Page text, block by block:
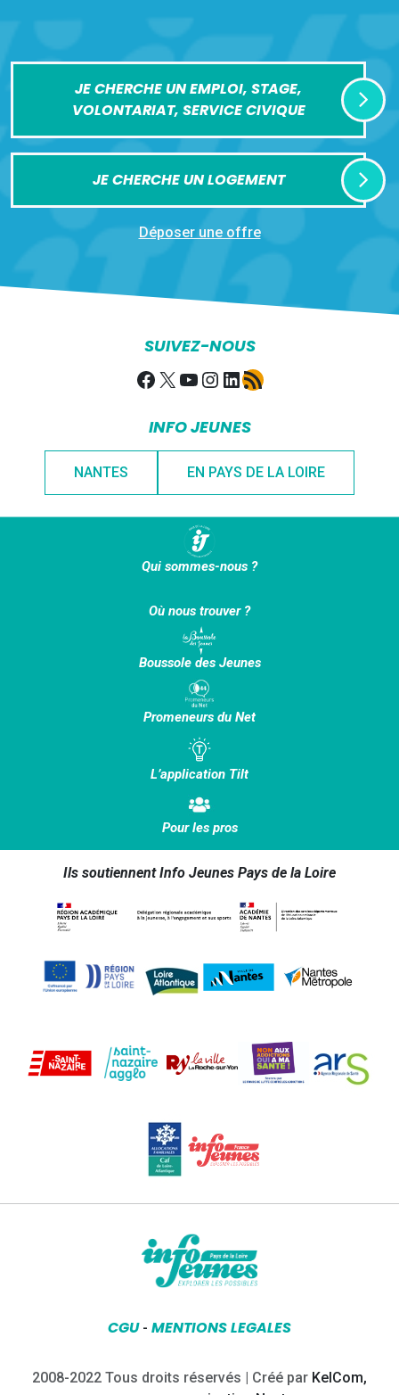
JE CHERCHE UN EMPLOI, STAGE,
VOLONTARIAT, SERVICE CIVIQUE
JE CHERCHE UN LOGEMENT
Déposer une offre
SUIVEZ-NOUS
Facebook
X YouTube
Instagram
LinkedIn
Flux RSS
INFO JEUNES
NANTES EN PAYS DE LA LOIRE
Qui sommes-nous ?
Où nous trouver ?
Boussole des Jeunes
Promeneurs du Net
L’application Tilt
Pour les pros
Ils soutiennent Info Jeunes Pays de la Loire
CGU- MENTIONS LEGALES
2008-2022 Tous droits réservés | Créé par KelCom,